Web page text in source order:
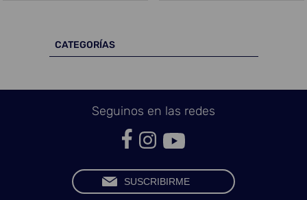
CATEGORÍAS
Seguinos en las redes